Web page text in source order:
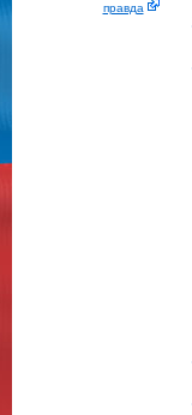
правда